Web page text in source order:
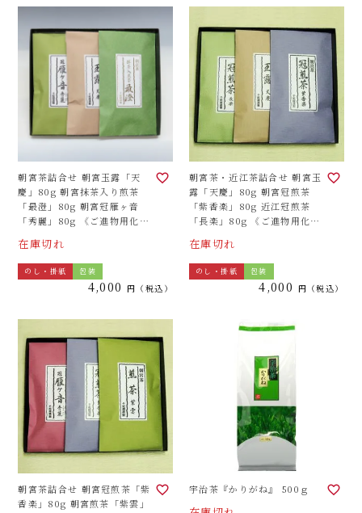
朝宮茶詰合せ 朝宮玉露「天
慶」80g 朝宮抹茶入り煎茶
「最澄」80g 朝宮冠雁ヶ音
「秀麗」80g 《ご進物用化粧
在庫切れ
のし・掛紙 包装
4,000 税込
朝宮茶・近江茶詰合せ 朝宮玉
露「天慶」80g 朝宮冠煎茶
「紫香楽」80g 近江冠煎茶
「長楽」80g 《ご進物用化粧
在庫切れ
のし・掛紙 包装
4,000 税込
朝宮茶詰合せ 朝宮冠煎茶「紫
香楽」80g 朝宮煎茶「紫雲」
宇治茶『かりがね』 500ｇ